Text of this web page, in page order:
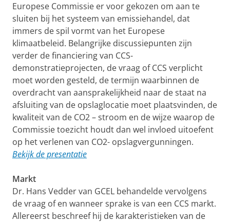
Europese Commissie er voor gekozen om aan te
sluiten bij het systeem van emissiehandel, dat
immers de spil vormt van het Europese
klimaatbeleid. Belangrijke discussiepunten zijn
verder de financiering van CCS-
demonstratieprojecten, de vraag of CCS verplicht
moet worden gesteld, de termijn waarbinnen de
overdracht van aansprakelijkheid naar de staat na
afsluiting van de opslaglocatie moet plaatsvinden, de
kwaliteit van de CO2 – stroom en de wijze waarop de
Commissie toezicht houdt dan wel invloed uitoefent
op het verlenen van CO2- opslagvergunningen.
Bekijk de presentatie
Markt
Dr. Hans Vedder van GCEL behandelde vervolgens
de vraag of en wanneer sprake is van een CCS markt.
Allereerst beschreef hij de karakteristieken van de